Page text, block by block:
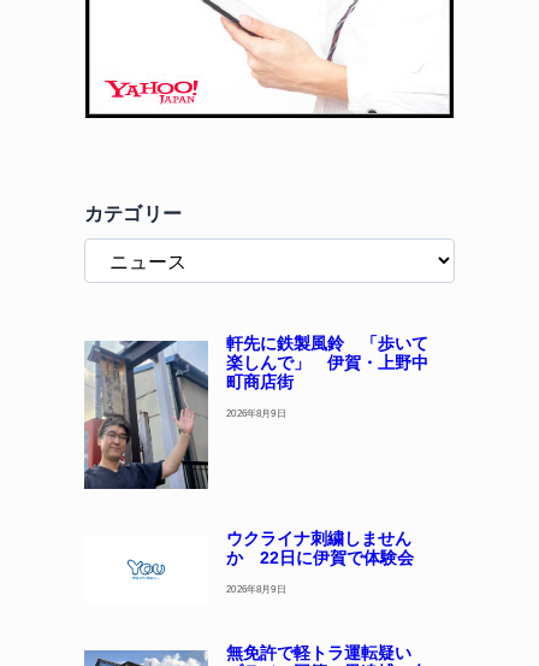
カテゴリー
軒先に鉄製風鈴 「歩いて
楽しんで」 伊賀・上野中
町商店街
2026年8月9日
ウクライナ刺繍しません
か 22日に伊賀で体験会
2026年8月9日
無免許で軽トラ運転疑い